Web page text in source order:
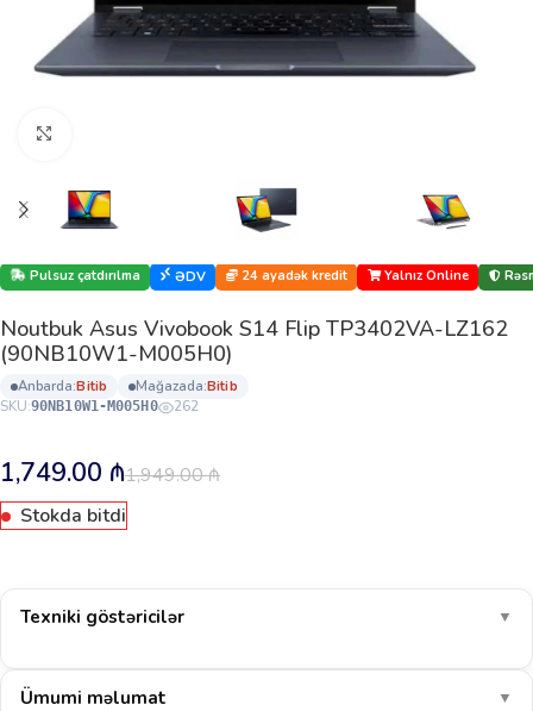
Pulsuz çatdırılma ƏDV 24 ayadək kredit Yalnız Online
Noutbuk Asus Vivobook S14 Flip TP3402VA-LZ162
(90NB10W1-M005H0)
anbarda: bi̇ti̇b mağazada: bi̇ti̇b
SKU:90NB10W1-M005H0 262
1,949.00₼
1,749.00 ₼
Stokda bitdi
Texniki göstəricilər ▼
Ümumi məlumat ▼